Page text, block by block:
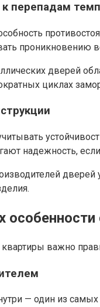
к перепадам
проникновению
дверей
циклах
надежность,
важно
— один из